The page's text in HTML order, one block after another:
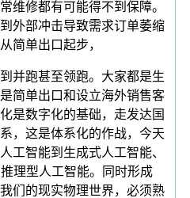
维修都有可能得不到保障。
外部冲击导致需求订单萎缩
简单出口起步，
跑甚至领跑。大家都是生
简单出口和设立海外销售客
是数字化的基础，走发达国
，这是体系化的作战，今天
工智能到生成式人工智能、
理型人工智能。同时形成
们的现实物理世界，必须熟